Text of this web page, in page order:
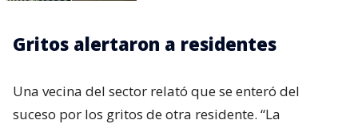
Gritos alertaron a residentes
Una vecina del sector relató que se enteró del
suceso por los gritos de otra residente. “La